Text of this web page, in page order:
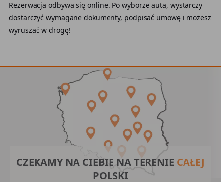
Rezerwacja odbywa się online. Po wyborze auta, wystarczy
dostarczyć wymagane dokumenty, podpisać umowę i możesz
wyruszać w drogę!
CZEKAMY NA CIEBIE NA TERENIE CAŁEJ
POLSKI